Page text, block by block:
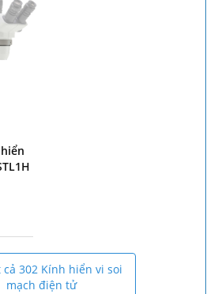
cả 302 Kính hiển vi soi
mạch điện tử